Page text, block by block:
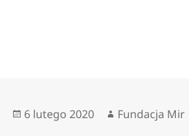
Data
6 lutego 2020 Autor
Fundacja Mir